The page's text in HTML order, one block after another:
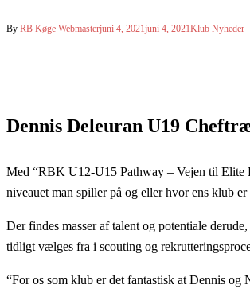
By RB Køge Webmasterjuni 4, 2021juni 4, 2021Klub Nyheder
Dennis Deleuran U19
Med “RBK U12-U15 Pathway – Vejen til Elite
niveauet man spiller på og eller hvor ens klub
Der findes masser af talent og potentiale
tidligt vælges fra i scouting og
“For os som klub er det fantastisk at Dennis